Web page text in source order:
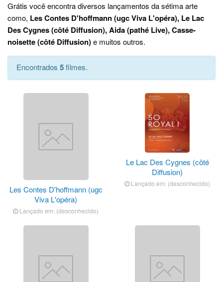
Grátis você encontra diversos lançamentos da sétima arte
como, Les Contes D'hoffmann (ugc Viva L'opéra), Le Lac
Des Cygnes (côté Diffusion), Aida (pathé Live), Casse-
noisette (côté Diffusion)e muitos outros.
Encontrados 5filmes.
Les Contes D'hoffmann (ugc
Viva L'opéra)
Lançado em: (desconhecido)
Le Lac Des Cygnes (côté
Diffusion)
Lançado em: (desconhecido)